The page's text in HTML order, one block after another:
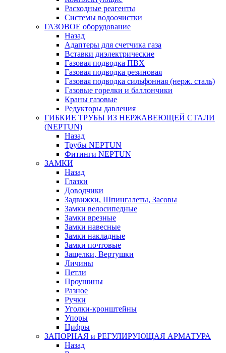
Расходные реагенты
Системы водоочистки
ГАЗОВОЕ оборудование
Назад
Адаптеры для счетчика газа
Вставки диэлектрические
Газовая подводка ПВХ
Газовая подводка резиновая
Газовая подводка сильфонная (нерж. сталь)
Газовые горелки и баллончики
Краны газовые
Редукторы давления
ГИБКИЕ ТРУБЫ ИЗ НЕРЖАВЕЮЩЕЙ СТАЛИ
(NEPTUN)
Назад
Трубы NEPTUN
Фитинги NEPTUN
ЗАМКИ
Назад
Глазки
Доводчики
Задвижки, Шпингалеты, Засовы
Замки велосипедные
Замки врезные
Замки навесные
Замки накладные
Замки почтовые
Защелки, Вертушки
Личины
Петли
Проушины
Разное
Ручки
Уголки-кронштейны
Упоры
Цифры
ЗАПОРНАЯ и РЕГУЛИРУЮЩАЯ АРМАТУРА
Назад